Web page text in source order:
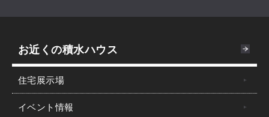
お近くの積水ハウス
住宅展示場
イベント情報